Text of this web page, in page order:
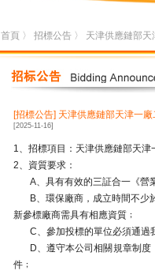
首頁 〉 招標公告 〉 天津供應鏈部
[招標公告] 天津供應鏈部天津一
[2025-11-16]
1、招標項目：天津供應鏈部天
2、資質要求：
A、具有有效的三証合一《營
B、環保廠商，成立時間不少
新參標廠商需具有相應資質﹔
C、參加投標的單位必須通
D、遵守本公司相關規章制
件﹔